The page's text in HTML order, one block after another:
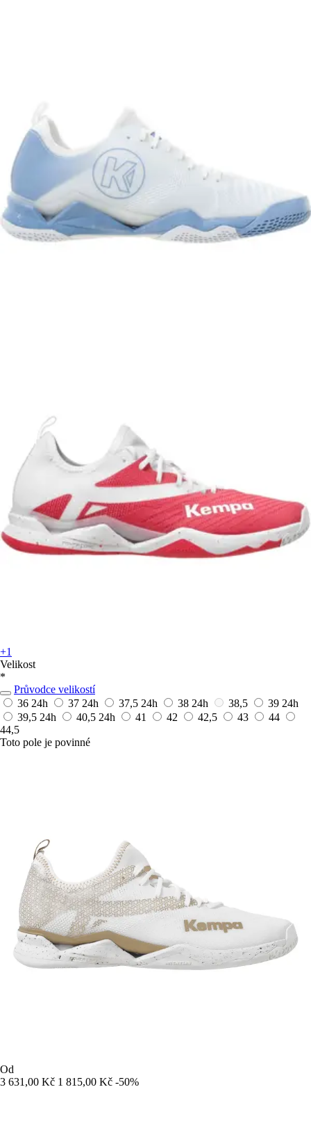
+1
Velikost
*
Průvodce velikostí
36 24h 37 24h 37,5 24h 38 24h 38,5 39 24h
39,5 24h 40,5 24h 41 42 42,5 43
44
44,5
Toto pole je povinné
Od
3 631,00 Kč 1 815,00 Kč -50%